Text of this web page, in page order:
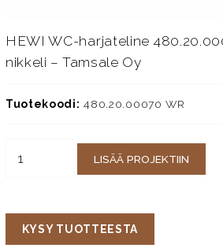
HEWI WC-harjateline
nikkeli – Tamsale Oy
Tuotekoodi: 480.20.00070 WR
LISÄÄ PROJEKTIIN
KYSY TUOTTEESTA